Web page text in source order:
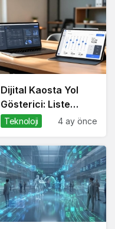
Dijital Kaosta Yol
Gösterici: Liste
Kültürü ve İnteraktif
Teknoloji 4 ay önce